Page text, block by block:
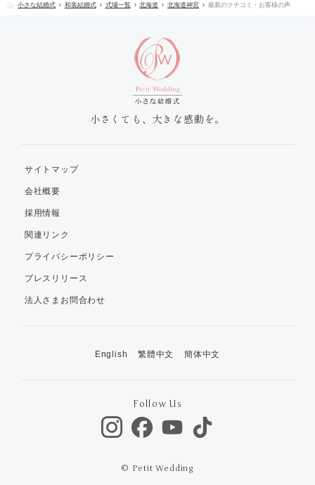
小さな結婚式 和装結婚式 式場一覧 北海道 北海道神宮 最新のクチコミ・お客様の声
小さくても、大きな感動を。
サイトマップ
会社概要
採用情報
関連リンク
プライバシーポリシー
プレスリリース
法人さまお問合わせ
English 繁體中文 簡体中文
Follow Us
© Petit Wedding